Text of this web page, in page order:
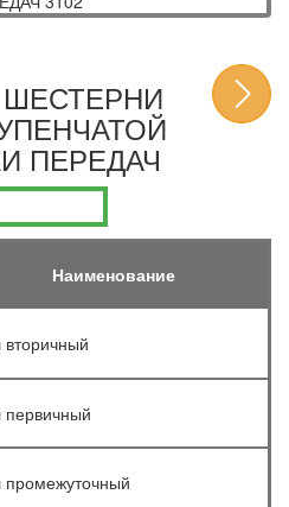
ПЕРЕДАЧ
Наименование
вторичный
первичный
промежуточный